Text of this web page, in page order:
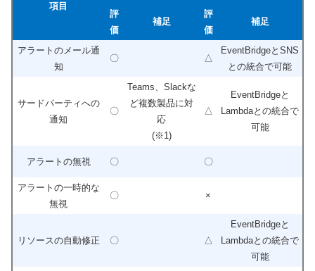
項目
評
価
補足
評
価
補足
アラートのメール通
知
〇 △
EventBridgeとSNS
との統合で可能
サードパーティへの
通知
〇
Teams、Slackな
ど複数製品に対
応
(※1)
△
EventBridgeと
Lambdaとの統合で
可能
アラートの無視 〇 〇
アラートの一時的な
無視
〇 ×
リソースの自動修正 〇 △
EventBridgeと
Lambdaとの統合で
可能